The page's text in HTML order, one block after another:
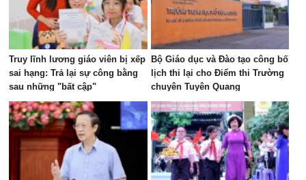
Truy lĩnh lương giáo viên bị xếp
sai hạng: Trả lại sự công bằng
sau những "bất cập"
Bộ Giáo dục và Đào tạo công bố
lịch thi lại cho Điểm thi Trường
chuyên Tuyên Quang